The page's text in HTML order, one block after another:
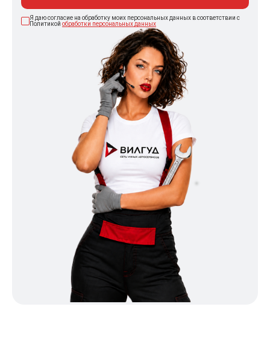
Я даю согласие на обработку моих персональных данных в соответствии с
Политикой обработки персональных данных